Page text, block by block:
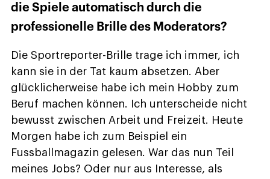
die Spiele automatisch durch die
professionelle Brille des Moderators?
Die Sportreporter-Brille trage ich immer, ich
kann sie in der Tat kaum absetzen. Aber
glücklicherweise habe ich mein Hobby zum
Beruf machen können. Ich unterscheide nicht
bewusst zwischen Arbeit und Freizeit. Heute
Morgen habe ich zum Beispiel ein
Fussballmagazin gelesen. War das nun Teil
meines Jobs? Oder nur aus Interesse, als